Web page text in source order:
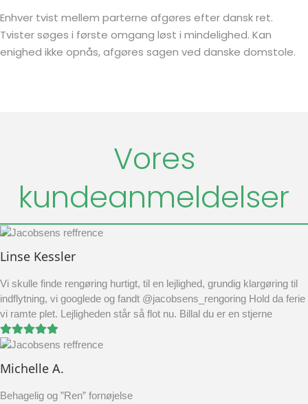
Enhver tvist mellem parterne afgøres efter dansk ret.
Tvister søges i første omgang løst i mindelighed. Kan
enighed ikke opnås, afgøres sagen ved danske domstole.
Vores
kundeanmeldelser
Linse Kessler
Vi skulle finde rengøring hurtigt, til en lejlighed, grundig klargøring til
indflytning, vi googlede og fandt @jacobsens_rengoring Hold da ferie
vi ramte plet. Lejligheden står så flot nu. Billal du er en stjerne
Michelle A.
Behagelig og ”Ren” fornøjelse